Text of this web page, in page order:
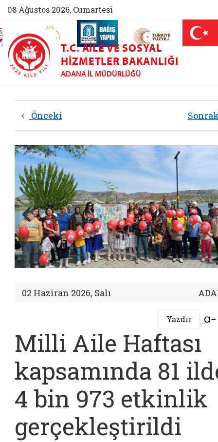
08 Ağustos 2026, Cumartesi
(yeni sekmede açılır)
AİLEM İletişim Merkezi (yeni sekmede açılır)
Aile ve Nüfus On Yılı (yeni sekmede açılır)
Darülaceze bağış sayfası (yeni
T.C. AILE VE SOSYAL
HIZMETLER BAKANLIĞI
ADANA İL MÜDÜRLÜĞÜ
Önceki
02 Haziran 2026, Salı
Yazdır
Milli Aile Haftası
kapsamında 81
4 bin 973 etkinlik
gerçekleştirildi